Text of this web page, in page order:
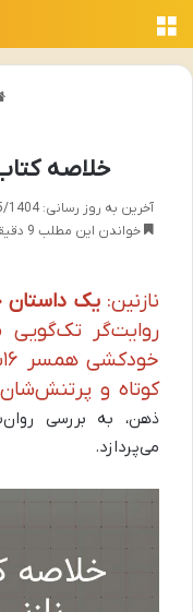
خلاصه
آخرین به روز رسانی: 09/05/1404
خواندن این مطلب 9 دقیقه زمان میبرد
نازنین:یک داستان
کوتاه و پرتنش‌شان
ذهن، به بررسی
می‌پردازد.